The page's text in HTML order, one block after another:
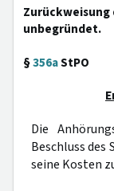
Zurückweisung
unbegründet.
§356aStPO
Die
Beschluss des
seine Kosten